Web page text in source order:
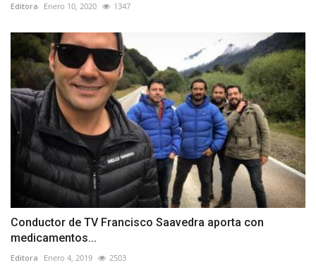
Editora Enero 10, 2020 1347
Conductor de TV Francisco Saavedra aporta con
medicamentos...
Editora Enero 4, 2019 2503